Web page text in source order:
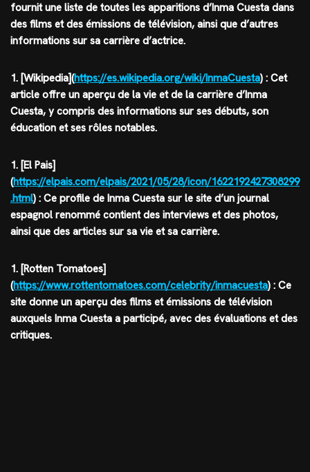
fournit une liste de toutes les apparitions d’Inma Cuesta dans
des films et des émissions de télévision, ainsi que d’autres
informations sur sa carrière d’actrice.
1. [Wikipedia](https://es.wikipedia.org/wiki/InmaCuesta) : Cet
article offre un aperçu de la vie et de la carrière d’Inma
Cuesta, y compris des informations sur ses débuts, son
éducation et ses rôles notables.
1. [El Pais]
(https://elpais.com/elpais/2021/05/28/icon/1622192427308299
.html) : Ce profile de Inma Cuesta sur le site d’un journal
espagnol renommé contient des interviews et des photos,
ainsi que des articles sur sa vie et sa carrière.
1. [Rotten Tomatoes]
(https://www.rottentomatoes.com/celebrity/inmacuesta) : Ce
site donne un aperçu des films et émissions de télévision
auxquels Inma Cuesta a participé, avec des évaluations et des
critiques.